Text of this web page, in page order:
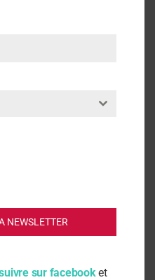
de loi
NEWSLETTER
sur facebooket